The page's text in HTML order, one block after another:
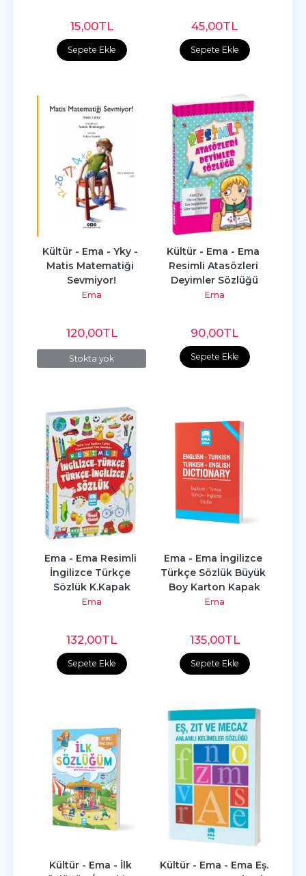
Sepete Ekle
15,00TL
Sepete Ekle
45,00TL
Stokta yok
Kültür - Ema - Yky -
Matis Matematiği
Sevmiyor!
Ema
120,00TL
Sepete Ekle
Kültür - Ema - Ema
Resimli Atasözleri
Deyimler Sözlüğü
Ema
90,00TL
Sepete Ekle
Ema - Ema Resimli
İngilizce Türkçe
Sözlük K.Kapak
Ema
132,00TL
Sepete Ekle
Ema - Ema İngilizce
Türkçe Sözlük Büyük
Boy Karton Kapak
Ema
135,00TL
Kültür - Ema - İlk
Kültür - Ema - Ema Eş.